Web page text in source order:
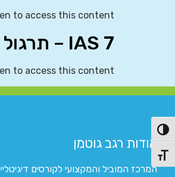
הפעל/כבה ניגודיות גבוהה
מתג גודל גופן
to access this content
IAS 7 – תרגול שאלות מועצה
to access this content
אודות רגב גוטמן
המרכז המוביל והמקצועי לקורסים